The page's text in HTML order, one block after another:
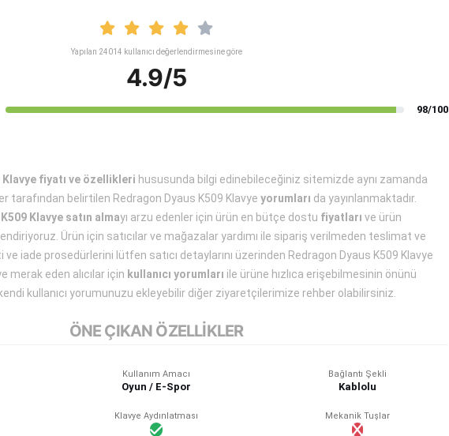
Yapılan 24014 kullanıcı değerlendirmesine göre
4.9/5
98/100
Klavye fiyatı ve özellikleri hususunda bilgi edinebileceğiniz sitemizde aynı zamanda
tarafından belirtilen Redragon Dyaus K509 Klavye yorumları da yayınlanmaktadır.
Klavye satın almayı arzu edenler için ürün en bütçe dostu fiyatları ve ürün
Ürün için satıcılar ve mağazalar yardımı ile sipariş verilmeden teslimat ve
ve iade prosedürlerini lütfen satıcı detaylarını üzerinden Redragon Dyaus K509 Klavye
merak eden alıcılar için kullanıcı yorumları ile ürüne hızlıca erişebilmesinin önünü
kullanıcı yorumunuzu ekleyebilir diğer ziyaretçilerimize rehber olabilirsiniz.
ÖNE ÇIKAN ÖZELLİKLER
Kullanım Amacı
Oyun / E-Spor
Bağlantı Şekli
Kablolu
Klavye Aydınlatması Mekanik Tuşlar